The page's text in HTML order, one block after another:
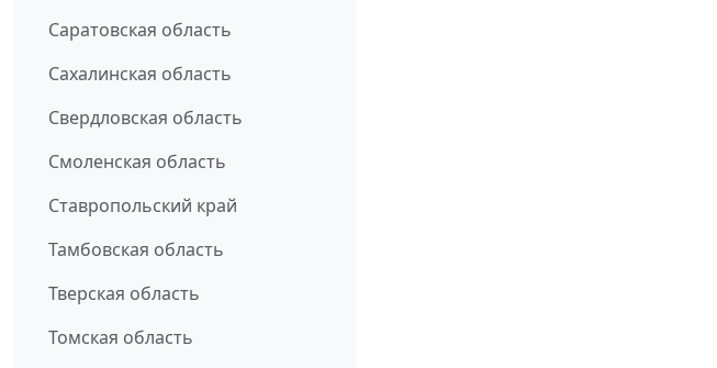
Саратовская область
Сахалинская область
Свердловская область
Смоленская область
Ставропольский край
Тамбовская область
Тверская область
Томская область